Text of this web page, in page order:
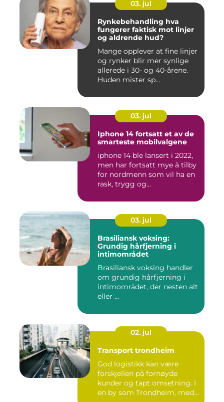
03. jul
Rynkebehandling hva
fungerer faktisk mot linjer
og aldrende hud?
Mange opplever at fine linjer
og rynker blir mer synlige
allerede i 30- og 40-årene.
Huden mister sp...
03. jul
Iphone 14 fortsatt et av de
smarteste mobilvalgene
iphone 14 ble lansert i 2022,
men har fortsatt mye å tilby
for nordmenn som vil ha en
rask, trygg og...
03. jul
Brasiliansk voksing:
Grundig hårfjerning i
intimområdet
Brasiliansk voksing handler
om grundig hårfjerning i
intimområdet, der nesten alt
eller ...
02. jul
Transport trondheim
God logistikk kan være
forskjellen på fornøyde
kunder og tapt omsetning. I
en by som Trondheim, med